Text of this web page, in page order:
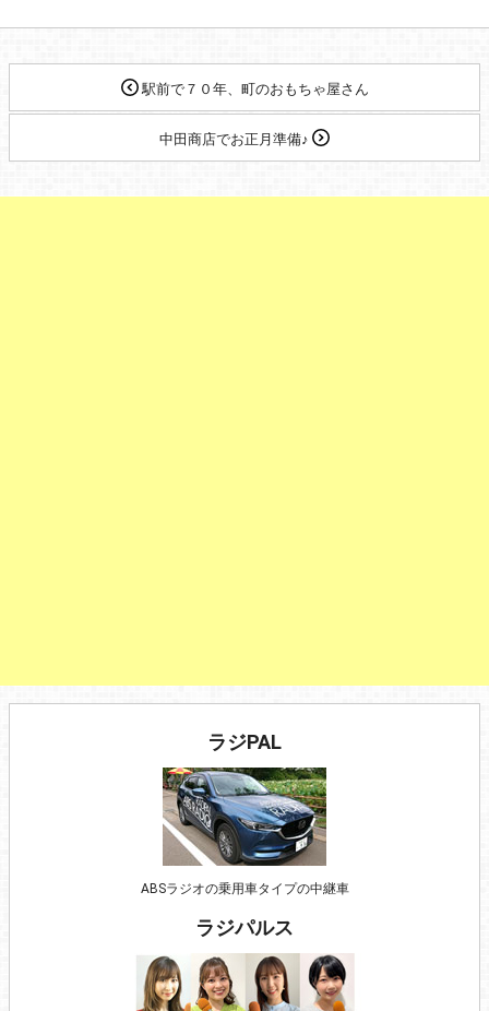
駅前で７０年、町のおもちゃ屋さん
中田商店でお正月準備♪
ラジPAL
ABSラジオの乗用車タイプの中継車
ラジパルス